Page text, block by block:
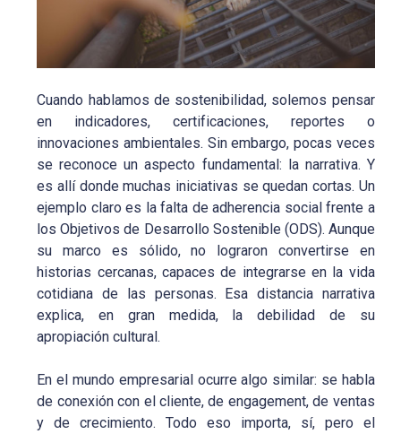
Cuando hablamos de sostenibilidad, solemos pensar
en indicadores, certificaciones, reportes o
innovaciones ambientales. Sin embargo, pocas veces
se reconoce un aspecto fundamental: la narrativa. Y
es allí donde muchas iniciativas se quedan cortas. Un
ejemplo claro es la falta de adherencia social frente a
los Objetivos de Desarrollo Sostenible (ODS). Aunque
su marco es sólido, no lograron convertirse en
historias cercanas, capaces de integrarse en la vida
cotidiana de las personas. Esa distancia narrativa
explica, en gran medida, la debilidad de su
apropiación cultural.
En el mundo empresarial ocurre algo similar: se habla
de conexión con el cliente, de engagement, de ventas
y de crecimiento. Todo eso importa, sí, pero el